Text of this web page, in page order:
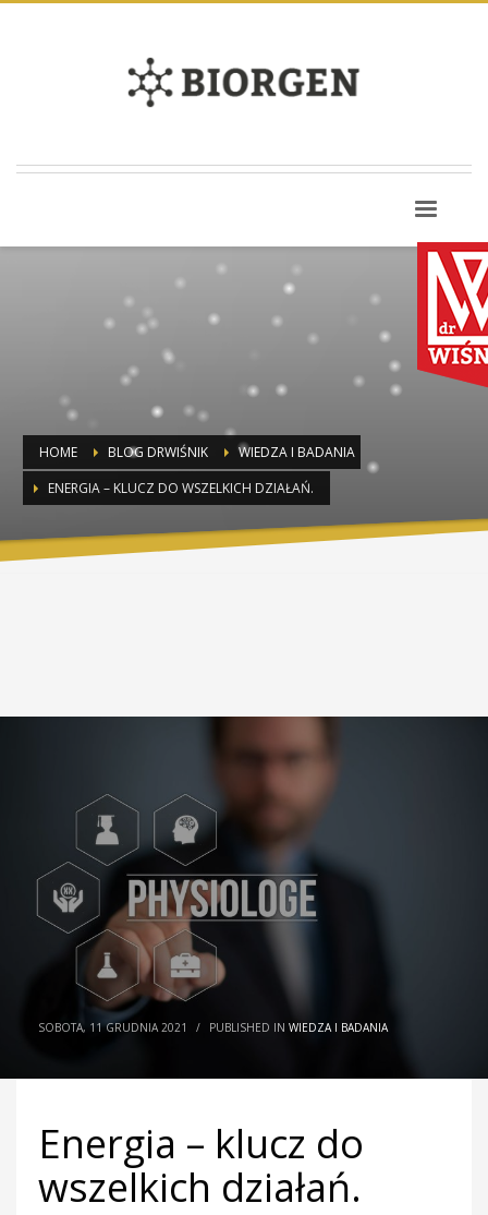
HOME BLOG DRWIŚNIK
WIEDZA I BADANIA
ENERGIA – KLUCZ DO WSZELKICH DZIAŁAŃ.
SOBOTA, 11 GRUDNIA 2021 / PUBLISHED IN WIEDZA I BADANIA
Energia – klucz do
wszelkich działań.